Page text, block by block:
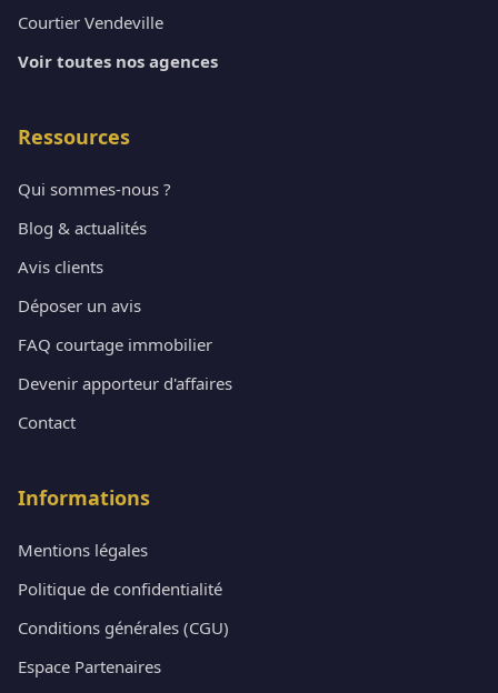
Courtier Vendeville
Voir toutes nos agences
Ressources
Qui sommes-nous ?
Blog & actualités
Avis clients
Déposer un avis
FAQ courtage immobilier
Devenir apporteur d'affaires
Contact
Informations
Mentions légales
Politique de confidentialité
Conditions générales (CGU)
Espace Partenaires